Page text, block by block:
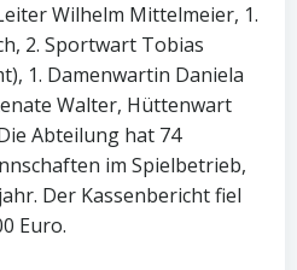
Wilhelm Mittelmeier, 1.
2. Sportwart Tobias
1. Damenwartin Daniela
Walter, Hüttenwart
Abteilung hat 74
im Spielbetrieb,
Der Kassenbericht fiel
Euro.